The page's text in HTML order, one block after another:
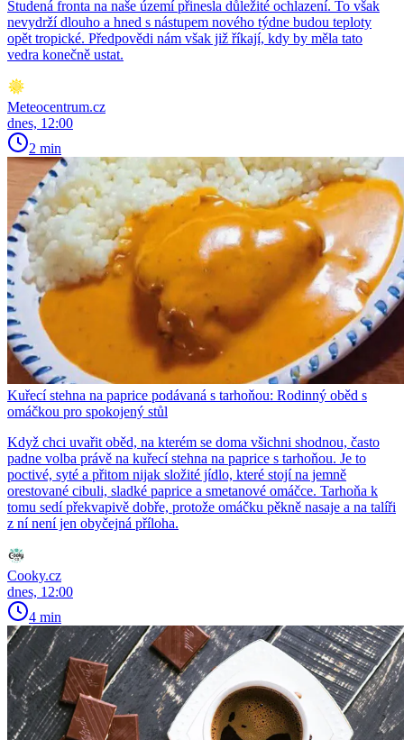
Studená fronta na naše území přinesla důležité ochlazení. To však
nevydrží dlouho a hned s nástupem nového týdne budou teploty
opět tropické. Předpovědi nám však již říkají, kdy by měla tato
vedra konečně ustat.
Meteocentrum.cz
dnes, 12:00
2 min
Kuřecí stehna na paprice podávaná s tarhoňou: Rodinný oběd s
omáčkou pro spokojený stůl
Když chci uvařit oběd, na kterém se doma všichni shodnou, často
padne volba právě na kuřecí stehna na paprice s tarhoňou. Je to
poctivé, syté a přitom nijak složité jídlo, které stojí na jemně
orestované cibuli, sladké paprice a smetanové omáčce. Tarhoňa k
tomu sedí překvapivě dobře, protože omáčku pěkně nasaje a na talíři
z ní není jen obyčejná příloha.
Cooky.cz
dnes, 12:00
4 min